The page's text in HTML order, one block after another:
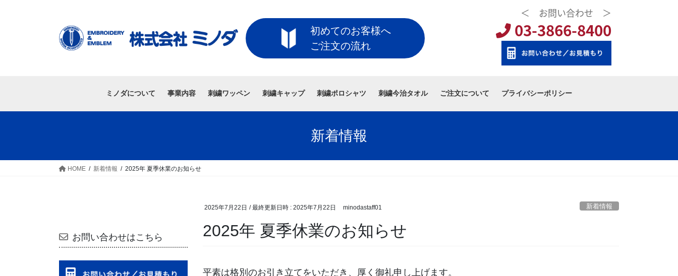
初めてのお客様へ
ご注文の流れ
＜ お問い合わせ ＞
03-3866-8400
ミノダについて 事業内容 刺繍ワッペン 刺繍キャップ 刺繍ポロシャツ 刺繍今治タオル ご注文について プライバシーポリシー
新着情報
HOME 新着情報 2025年 夏季休業のお知らせ
2025年7月22日 / 最終更新日時 : 2025年7月22日 minodastaff01 新着情報
2025年 夏季休業のお知らせ
平素は格別のお引き立てをいただき、厚く御礼申し上げます。
お問い合わせはこちら